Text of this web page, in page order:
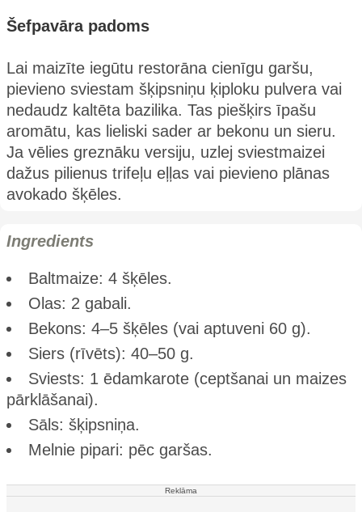
Šefpavāra padoms
Lai maizīte iegūtu restorāna cienīgu garšu,
pievieno sviestam šķipsniņu ķiploku pulvera vai
nedaudz kaltēta bazilika. Tas piešķirs īpašu
aromātu, kas lieliski sader ar bekonu un sieru.
Ja vēlies greznāku versiju, uzlej sviestmaizei
dažus pilienus trifeļu eļļas vai pievieno plānas
avokado šķēles.
Ingredients
Baltmaize: 4 šķēles.
Olas: 2 gabali.
Bekons: 4–5 šķēles (vai aptuveni 60 g).
Siers (rīvēts): 40–50 g.
Sviests: 1 ēdamkarote (ceptšanai un maizes
pārklāšanai).
Sāls: šķipsniņa.
Melnie pipari: pēc garšas.
Reklāma